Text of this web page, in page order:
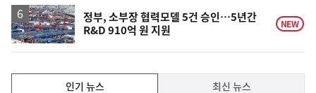
정부, 소부장 협력모델 5건 승인…5년간
R&D 910억 원 지원
NEW
인기 뉴스 최신 뉴스